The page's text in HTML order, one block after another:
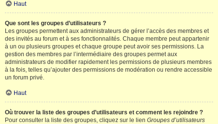
Haut
Que sont les groupes d’utilisateurs ?
Les groupes permettent aux administrateurs de gérer l’accès des membres et
des invités au forum et à ses fonctionnalités. Chaque membre peut appartenir
à un ou plusieurs groupes et chaque groupe peut avoir ses permissions. La
gestion des membres par l’intermédiaire des groupes permet aux
administrateurs de modifier rapidement les permissions de plusieurs membres
à la fois, telles qu’ajouter des permissions de modération ou rendre accessible
un forum privé.
Haut
Où trouver la liste des groupes d’utilisateurs et comment les rejoindre ?
Pour consulter la liste des groupes, cliquez sur le lien Groupes d’utilisateurs